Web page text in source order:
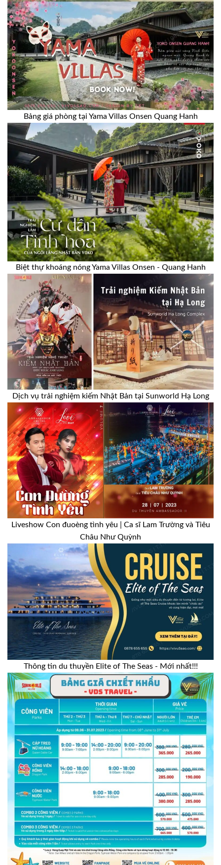
Bảng giá phòng tại Yama Villas Onsen Quang Hanh
Biệt thự khoáng nóng Yama Villas Onsen - Quang Hanh
Dịch vụ trải nghiệm kiếm Nhật Bản tại Sunworld Hạ Long
Liveshow Con đuoèng tình yêu | Ca sĩ Lam Trường và Tiêu
Châu Như Quỳnh
Thông tin du thuyền Elite of The Seas - Mới nhất!!!